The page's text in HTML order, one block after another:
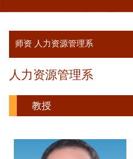
人力资源管理系
教授
师资 人力资源管理系